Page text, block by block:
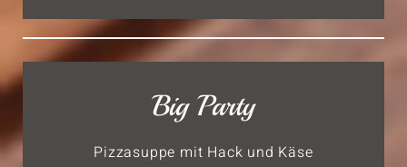
Big Party
Pizzasuppe mit Hack und Käse